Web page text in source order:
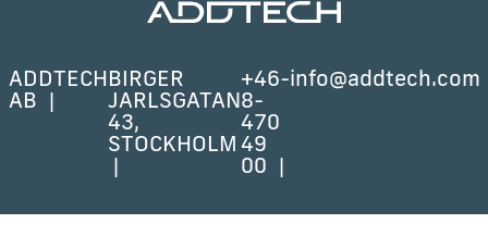
ADDTECH
AB
BIRGER
JARLSGATAN
43,
STOCKHOLM
+46-
8-
470
49
00
info@addtech.com